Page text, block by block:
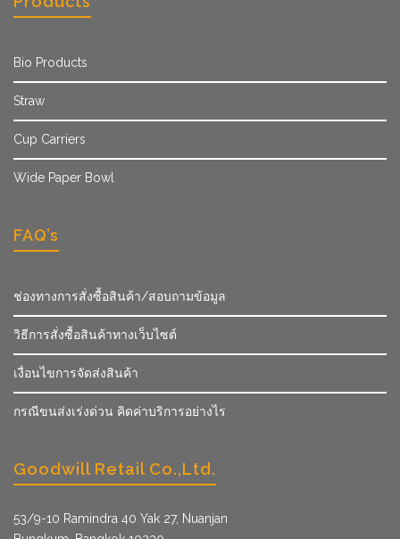
Bio Products
Straw
Cup Carriers
Wide Paper Bowl
FAQ’s
ช่องทางการสั่งซื้อสินค้า/สอบถามข้อมูล
วิธีการสั่งซื้อสินค้าทางเว็บไซต์
เงื่อนไขการจัดส่งสินค้า
กรณีขนส่งเร่งด่วน คิดค่าบริการอย่างไร
Goodwill Retail Co.,Ltd.
53/9­-10 Ramindra 40 Yak 27, Nuanjan